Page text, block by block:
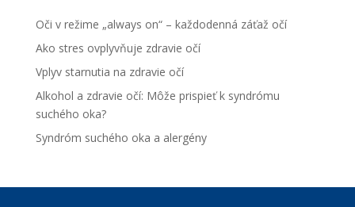
Oči v režime „always on“ – každodenná záťaž očí
Ako stres ovplyvňuje zdravie očí
Vplyv starnutia na zdravie očí
Alkohol a zdravie očí: Môže prispieť k syndrómu
suchého oka?
Syndróm suchého oka a alergény
Najnovšie komentáre